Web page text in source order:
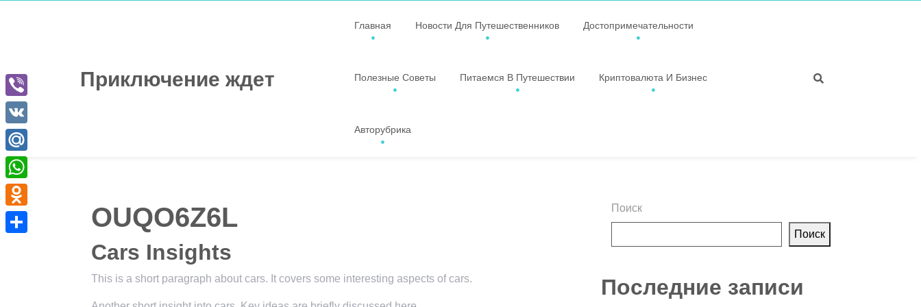
Приключение ждет
Главная Новости Для Путешественников Достопримечательности
Полезные Советы Питаемся В Путешествии Криптовалюта И Бизнес
Авторубрика
OUQO6Z6L
Cars Insights
This is a short paragraph about cars. It covers some interesting aspects of cars.
Поиск
Поиск
Последние записи
Viber
VK
Mail.Ru
WhatsApp
Odnoklassniki